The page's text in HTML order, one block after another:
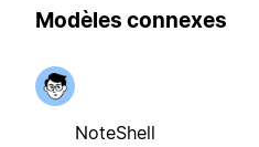
Modèles connexes
NoteShell